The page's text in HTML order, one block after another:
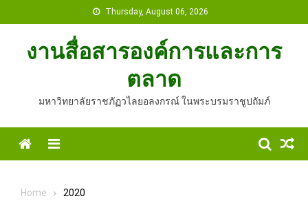
to
Thursday, August 06, 2026
งานสื่อสารองค์การและการ
ตลาด
มหาวิทยาลัยราชภัฏวไลยอลงกรณ์ ในพระบรมราชูปถัมภ์
HomeMenu
Home 2020